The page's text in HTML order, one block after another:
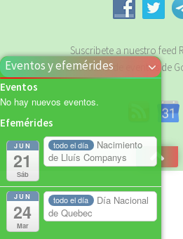
Suscribete a nuestro feed
calendario de eventos de
Eventos y efemérides
Eventos
No hay nuevos eventos.
Efemérides
JUN
21
Sáb
todo el día
Nacimiento
de Lluís Companys
JUN
24
Mar
todo el día
Día Nacional
de Quebec